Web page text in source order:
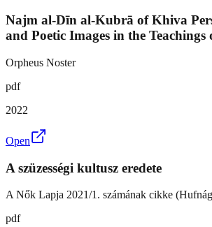
Najm al-Dīn al-Kubrā of Khiva
and Poetic Images in the
Orpheus Noster
pdf
2022
Open
A szüzességi kultusz eredete
A Nők Lapja 2021/1. számának cikke
pdf